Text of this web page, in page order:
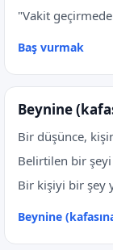
"Vakit
Baş vurmak
Beynine
Bir düşünce,
Belirtilen bir
Bir kişiyi bir şey
Beynine